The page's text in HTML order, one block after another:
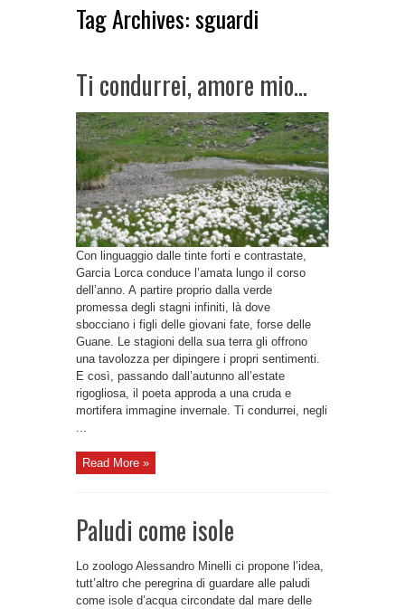
Tag Archives:sguardi
Ti condurrei, amore mio…
Con linguaggio dalle tinte forti e contrastate,
Garcia Lorca conduce l’amata lungo il corso
dell’anno. A partire proprio dalla verde
promessa degli stagni infiniti, là dove
sbocciano i figli delle giovani fate, forse delle
Guane. Le stagioni della sua terra gli offrono
una tavolozza per dipingere i propri sentimenti.
E così, passando dall’autunno all’estate
rigogliosa, il poeta approda a una cruda e
mortifera immagine invernale. Ti condurrei, negli
...
Read More »
Paludi come isole
Lo zoologo Alessandro Minelli ci propone l’idea,
tutt’altro che peregrina di guardare alle paludi
come isole d’acqua circondate dal mare delle